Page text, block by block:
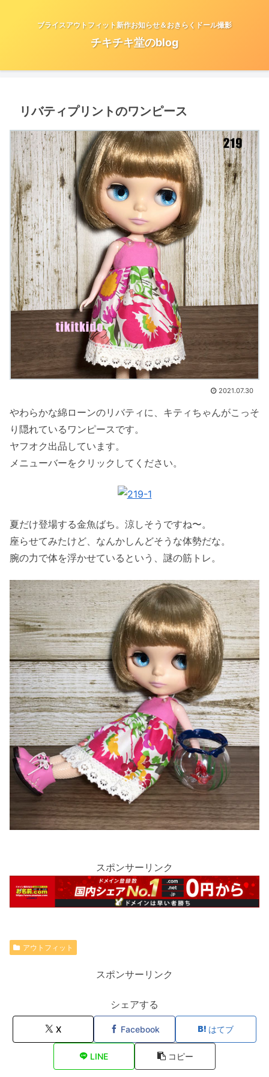
ブライスアウトフィット新作お知らせ＆おきらくドール撮影
チキチキ堂のblog
リバティプリントのワンピース
2021.07.30
やわらかな綿ローンのリバティに、キティちゃんがこっそ
り隠れているワンピースです。
ヤフオク出品しています。
メニューバーをクリックしてください。
夏だけ登場する金魚ばち。涼しそうですね〜。
座らせてみたけど、なんかしんどそうな体勢だな。
腕の力で体を浮かせているという、謎の筋トレ。
スポンサーリンク
アウトフィット
スポンサーリンク
シェアする
X Facebook はてブ
LINE コピー